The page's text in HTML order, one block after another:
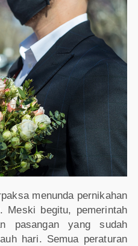
menunda pernikahan
Meski begitu, pemerintah
pasangan yang sudah
hari. Semua peraturan